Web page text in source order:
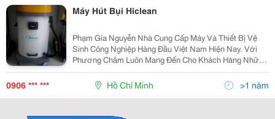
Máy Hút Bụi Hiclean
Phạm Gia Nguyễn Nhà Cung Cấp Máy Và Thiết Bị Vệ
Sinh Công Nghiệp Hàng Đầu Việt Nam Hiện Nay. Với
Phương Châm Luôn Mang Đến Cho Khách Hàng Những
Sự Lựa Chọn Tốt Nhất Phạm Gia Nguyễn Luôn Cung
Cấp Những Sản Phẩm Chất Lượng Và Chể Độ Hậu Mãi,
Bảo Hành U
0906 *** *** Hồ Chí Minh >1 năm